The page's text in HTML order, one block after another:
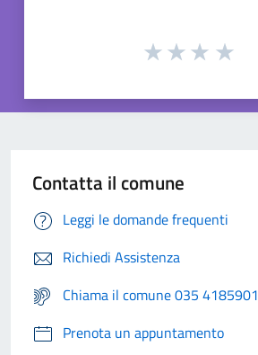
Contatta il comune
Leggi le domande frequenti
Richiedi Assistenza
Chiama il comune 035 4185901
Prenota un appuntamento